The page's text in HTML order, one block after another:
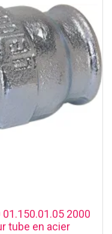
d'enregistrement
3387- 2000 Numéro
Homologation
mazout DIBT N °
212
2000
tube en acier